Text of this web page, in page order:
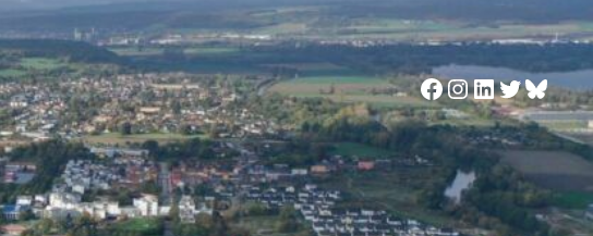
Facebook
Instagram
LinkedIn
Twitter